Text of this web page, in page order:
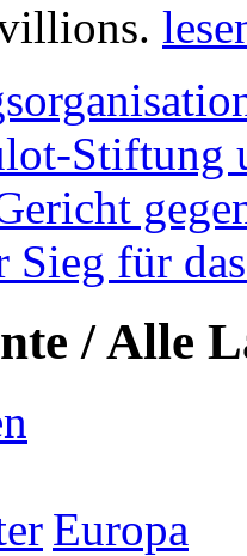
Stiftung
Sieg für
/ Alle
Europa